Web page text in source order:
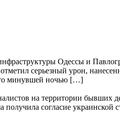
Одессы и
серьезный урон,
минувшей ночью […]
на территории бывших
согласие украинской